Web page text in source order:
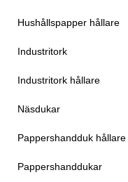
Hushållspapper hållare
Industritork
Industritork hållare
Näsdukar
Pappershandduk hållare
Pappershanddukar